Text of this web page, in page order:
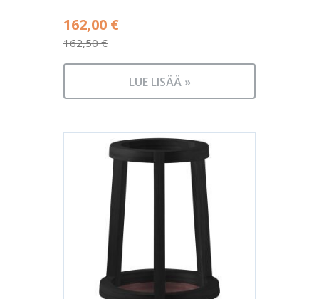
162,50€
Alkuperäinen
hinta
oli:
162,00 €
Nykyinen
on:
LUE LISÄÄ »